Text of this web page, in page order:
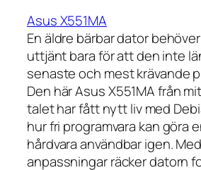
Asus X551MA
En äldre bärbar dator
uttjänt bara för att den inte
senaste och mest krävande
Den här Asus X551MA från
talet har fått nytt liv med
hur fri programvara kan göra
hårdvara användbar igen.
anpassningar räcker datorn